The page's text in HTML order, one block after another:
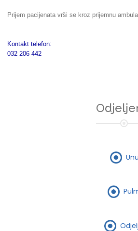
Prijem pacijenata vrši se kroz prijemnu
Kontakt telefon:
032 206 442